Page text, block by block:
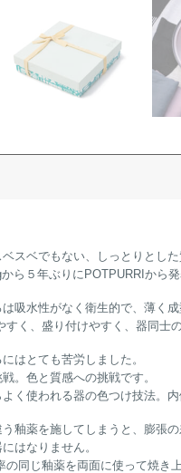
スベでもない、しっとりとし
ら５年ぶりにPOTPURRIから
吸水性がなく衛生的で、薄く
すく、盛り付けやすく、器同士
はとても苦労しました。
。色と質感への挑戦です。
く使われる器の色つけ技法。
釉薬を施してしまうと、膨張
はなりません。
の同じ釉薬を両面に使って焼き